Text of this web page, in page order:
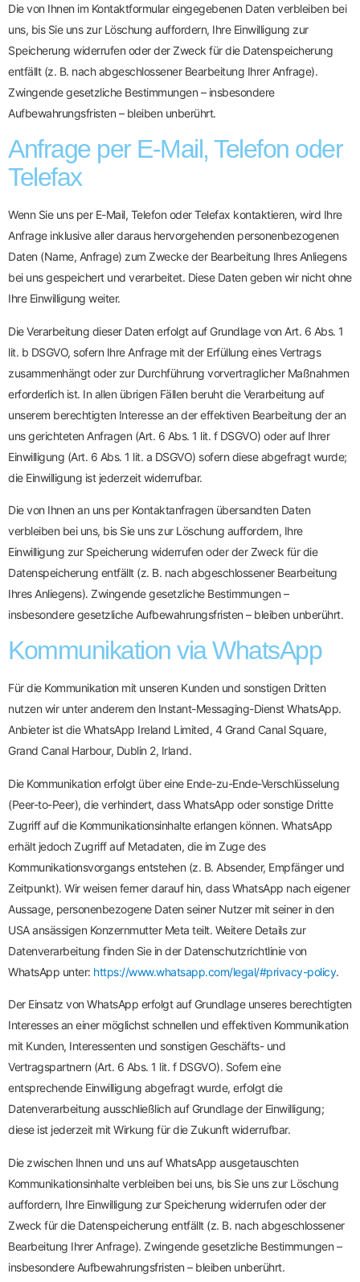
Die von Ihnen im Kontaktformular eingegebenen Daten verbleiben bei
uns, bis Sie uns zur Löschung auffordern, Ihre Einwilligung zur
Speicherung widerrufen oder der Zweck für die Datenspeicherung
entfällt (z. B. nach abgeschlossener Bearbeitung Ihrer Anfrage).
Zwingende gesetzliche Bestimmungen – insbesondere
Aufbewahrungsfristen – bleiben unberührt.
Anfrage per E-Mail, Telefon oder
Telefax
Wenn Sie uns per E-Mail, Telefon oder Telefax kontaktieren, wird Ihre
Anfrage inklusive aller daraus hervorgehenden personenbezogenen
Daten (Name, Anfrage) zum Zwecke der Bearbeitung Ihres Anliegens
bei uns gespeichert und verarbeitet. Diese Daten geben wir nicht ohne
Ihre Einwilligung weiter.
Die Verarbeitung dieser Daten erfolgt auf Grundlage von Art. 6 Abs. 1
lit. b DSGVO, sofern Ihre Anfrage mit der Erfüllung eines Vertrags
zusammenhängt oder zur Durchführung vorvertraglicher Maßnahmen
erforderlich ist. In allen übrigen Fällen beruht die Verarbeitung auf
unserem berechtigten Interesse an der effektiven Bearbeitung der an
uns gerichteten Anfragen (Art. 6 Abs. 1 lit. f DSGVO) oder auf Ihrer
Einwilligung (Art. 6 Abs. 1 lit. a DSGVO) sofern diese abgefragt wurde;
die Einwilligung ist jederzeit widerrufbar.
Die von Ihnen an uns per Kontaktanfragen übersandten Daten
verbleiben bei uns, bis Sie uns zur Löschung auffordern, Ihre
Einwilligung zur Speicherung widerrufen oder der Zweck für die
Datenspeicherung entfällt (z. B. nach abgeschlossener Bearbeitung
Ihres Anliegens). Zwingende gesetzliche Bestimmungen –
insbesondere gesetzliche Aufbewahrungsfristen – bleiben unberührt.
Kommunikation via WhatsApp
Für die Kommunikation mit unseren Kunden und sonstigen Dritten
nutzen wir unter anderem den Instant-Messaging-Dienst WhatsApp.
Anbieter ist die WhatsApp Ireland Limited, 4 Grand Canal Square,
Grand Canal Harbour, Dublin 2, Irland.
Die Kommunikation erfolgt über eine Ende-zu-Ende-Verschlüsselung
(Peer-to-Peer), die verhindert, dass WhatsApp oder sonstige Dritte
Zugriff auf die Kommunikationsinhalte erlangen können. WhatsApp
erhält jedoch Zugriff auf Metadaten, die im Zuge des
Kommunikationsvorgangs entstehen (z. B. Absender, Empfänger und
Zeitpunkt). Wir weisen ferner darauf hin, dass WhatsApp nach eigener
Aussage, personenbezogene Daten seiner Nutzer mit seiner in den
USA ansässigen Konzernmutter Meta teilt. Weitere Details zur
Datenverarbeitung finden Sie in der Datenschutzrichtlinie von
WhatsApp unter: https://www.whatsapp.com/legal/#privacy-policy.
Der Einsatz von WhatsApp erfolgt auf Grundlage unseres berechtigten
Interesses an einer möglichst schnellen und effektiven Kommunikation
mit Kunden, Interessenten und sonstigen Geschäfts- und
Vertragspartnern (Art. 6 Abs. 1 lit. f DSGVO). Sofern eine
entsprechende Einwilligung abgefragt wurde, erfolgt die
Datenverarbeitung ausschließlich auf Grundlage der Einwilligung;
diese ist jederzeit mit Wirkung für die Zukunft widerrufbar.
Die zwischen Ihnen und uns auf WhatsApp ausgetauschten
Kommunikationsinhalte verbleiben bei uns, bis Sie uns zur Löschung
auffordern, Ihre Einwilligung zur Speicherung widerrufen oder der
Zweck für die Datenspeicherung entfällt (z. B. nach abgeschlossener
Bearbeitung Ihrer Anfrage). Zwingende gesetzliche Bestimmungen –
insbesondere Aufbewahrungsfristen – bleiben unberührt.